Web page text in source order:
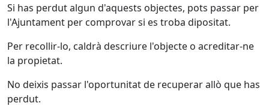
Si has perdut algun d'aquests objectes, pots passar per
l'Ajuntament per comprovar si es troba dipositat.
Per recollir-lo, caldrà descriure l'objecte o acreditar-ne
la propietat.
No deixis passar l'oportunitat de recuperar allò que has
perdut.